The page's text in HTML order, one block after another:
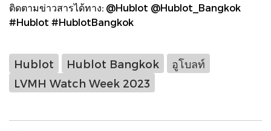
ติดตามข่าวสารได้ทาง: @Hublot @Hublot_Bangkok
#Hublot #HublotBangkok
Hublot Hublot Bangkok
อูโบลท์
LVMH Watch Week 2023